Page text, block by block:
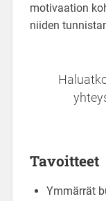
motivaation
niiden
Tavoitteet
Ymmärrät